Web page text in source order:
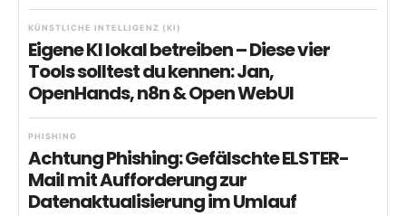
KÜNSTLICHE INTELLIGENZ (KI)
Eigene KI lokal betreiben – Diese vier
Tools solltest du kennen: Jan,
OpenHands, n8n & Open WebUI
PHISHING
Achtung Phishing: Gefälschte ELSTER-
Mail mit Aufforderung zur
Datenaktualisierung im Umlauf